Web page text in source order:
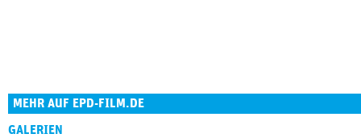
MEHR AUF EPD-FILM.DE
GALERIEN